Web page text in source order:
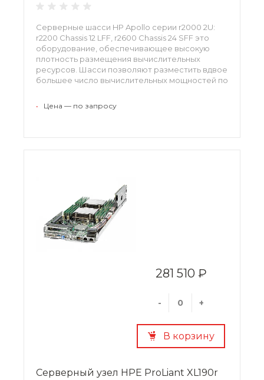
Серверные шасси HP Apollo серии r2000 2U:
r2200 Chassis 12 LFF, r2600 Chassis 24 SFF это
оборудование, обеспечивающее высокую
плотность размещения вычислительных
ресурсов. Шасси позволяют разместить вдвое
большее число вычислительных мощностей по
функционалом и характеризуется прекрасной
• Цена — по запросу
281 510 ₽
- +
В корзину
Серверный узел HPE ProLiant XL190r